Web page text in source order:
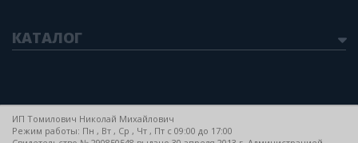
КАТАЛОГ
ИП Томилович Николай Михайлович
Режим работы: Пн , Вт , Ср , Чт , Пт c 09:00 до 17:00